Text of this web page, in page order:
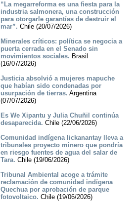
“La megarreforma es una fiesta para la
industria salmonera, una construcción
para otorgarle garantías de destruir el
mar”. Chile (20/07/2026)
Minerales críticos: política se negocia a
puerta cerrada en el Senado sin
movimientos sociales. Brasil
(16/07/2026)
Justicia absolvió a mujeres mapuche
que habían sido condenadas por
usurpación de tierras. Argentina
(07/07/2026)
Es We Xipantu y Julia Chuñil continúa
desaparecida. Chile (22/06/2026)
Comunidad indígena lickanantay lleva a
tribunales proyecto minero que pondría
en riesgo fuentes de agua del salar de
Tara. Chile (19/06/2026)
Tribunal Ambiental acoge a trámite
reclamación de comunidad indígena
Quechua por aprobación de parque
fotovoltaico. Chile (19/06/2026)